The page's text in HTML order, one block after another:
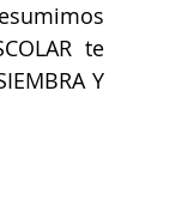
te
Y